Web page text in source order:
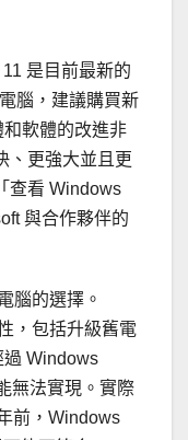
是目前最新的
腦，建議購買新
軟體的改進非
、更強大並且更
查看 Windows
與合作夥伴的
腦的選擇。
，包括升級舊電
過 Windows
無法實現。實際
前，Windows